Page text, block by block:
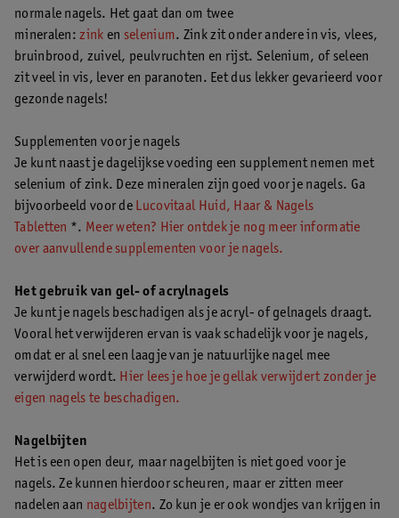
normale nagels. Het gaat dan om twee
mineralen:zink en selenium. Zink zit onder andere in vis, vlees,
bruinbrood, zuivel, peulvruchten en rijst. Selenium, of seleen
zit veel in vis, lever en paranoten. Eet dus lekker gevarieerd voor
gezonde nagels!
Supplementen voor je nagels
Je kunt naast je dagelijkse voeding een supplement nemen met
selenium of zink. Deze mineralen zijn goed voor je nagels. Ga
bijvoorbeeld voor de Lucovitaal Huid, Haar & Nagels
Tabletten *. Meer weten? Hier ontdek je nog meer informatie
over aanvullende supplementen voor je nagels.
Het gebruik van gel- of acrylnagels
Je kunt je nagels beschadigen als je acryl- of gelnagels draagt.
Vooral het verwijderen ervan is vaak schadelijk voor je nagels,
omdat er al snel een laagje van je natuurlijke nagel mee
verwijderd wordt. Hier lees je hoe je gellak verwijdert zonder je
eigen nagels te beschadigen.
Nagelbijten
Het is een open deur, maar nagelbijten is niet goed voor je
nagels. Ze kunnen hierdoor scheuren, maar er zitten meer
nadelen aan nagelbijten. Zo kun je er ook wondjes van krijgen in